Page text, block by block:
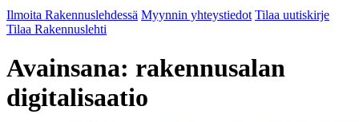
Ilmoita Rakennuslehdessä Myynnin yhteystiedot Tilaa uutiskirje
Tilaa Rakennuslehti
Avainsana: rakennusalan
digitalisaatio